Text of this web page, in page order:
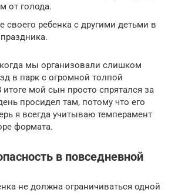
от голода.
своего ребенка с другими детьми в
мы организовали слишком
в парк с огромной толпой
итоге мой сын просто спрятался за
просидел там, потому что его
я всегда учитываю темперамент
формата.
в повседневной
не должна ограничиваться одной